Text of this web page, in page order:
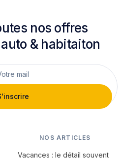
nos offres
& habitaiton
NOS ARTICLES
Vacances : le détail souvent